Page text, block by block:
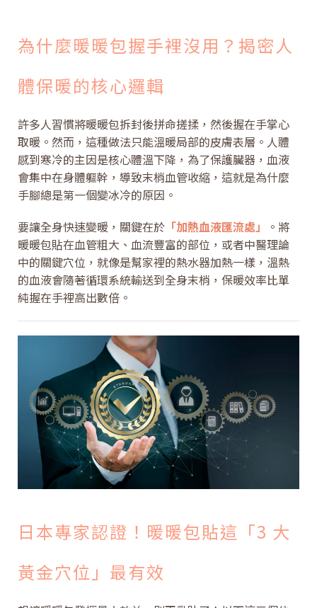
為什麼暖暖包握手裡沒用？揭密人
體保暖的核心邏輯
許多人習慣將暖暖包拆封後拼命搓揉，然後握在手掌心
取暖。然而，這種做法只能溫暖局部的皮膚表層。人體
感到寒冷的主因是核心體溫下降，為了保護臟器，血液
會集中在身體軀幹，導致末梢血管收縮，這就是為什麼
手腳總是第一個變冰冷的原因。
要讓全身快速變暖，關鍵在於 「加熱血液匯流處」
。將
暖暖包貼在血管粗大、血流豐富的部位，或者中醫理論
中的關鍵穴位，就像是幫家裡的熱水器加熱一樣，溫熱
的血液會隨著循環系統輸送到全身末梢，保暖效率比單
純握在手裡高出數倍。
日本專家認證！暖暖包貼這「3 大
黃金穴位」最有效